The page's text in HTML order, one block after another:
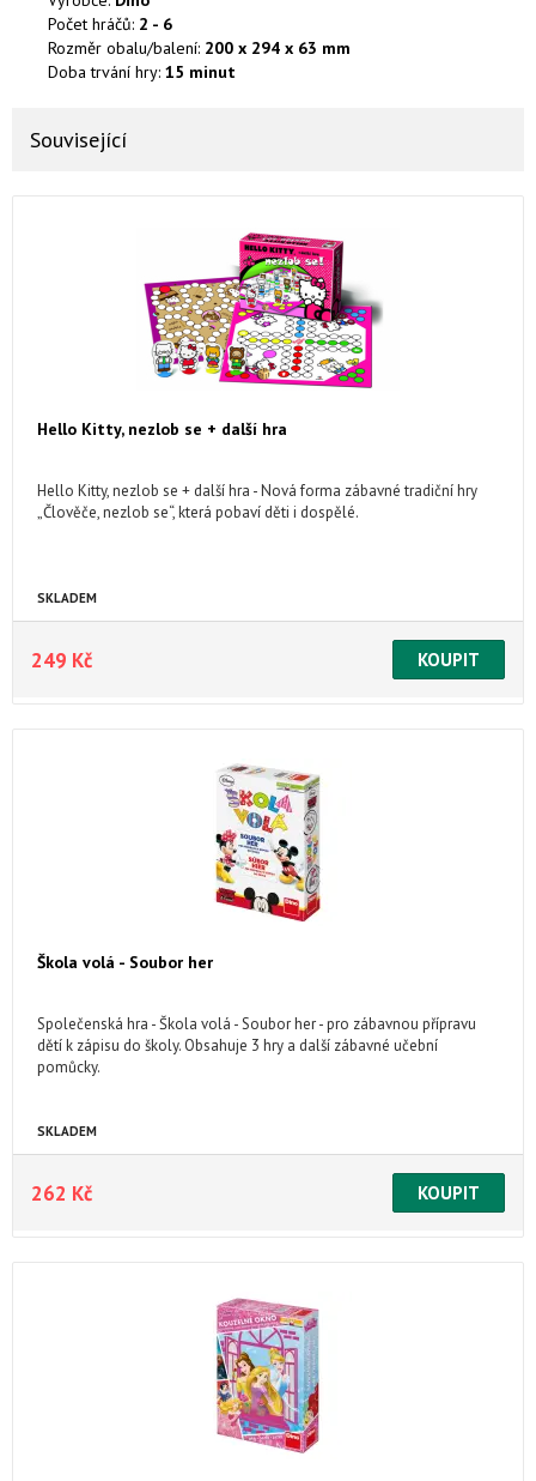
Počet hráčů: 2 - 6
Rozměr obalu/balení: 200 x 294 x 63 mm
Doba trvání hry: 15 minut
Související
Hello Kitty, nezlob se + další hra
Hello Kitty, nezlob se + další hra - Nová forma zábavné tradiční hry
„Člověče, nezlob se“, která pobaví děti i dospělé.
SKLADEM
249 Kč
Škola volá - Soubor her
Společenská hra - Škola volá - Soubor her - pro zábavnou přípravu
dětí k zápisu do školy. Obsahuje 3 hry a další zábavné učební
pomůcky.
SKLADEM
262 Kč